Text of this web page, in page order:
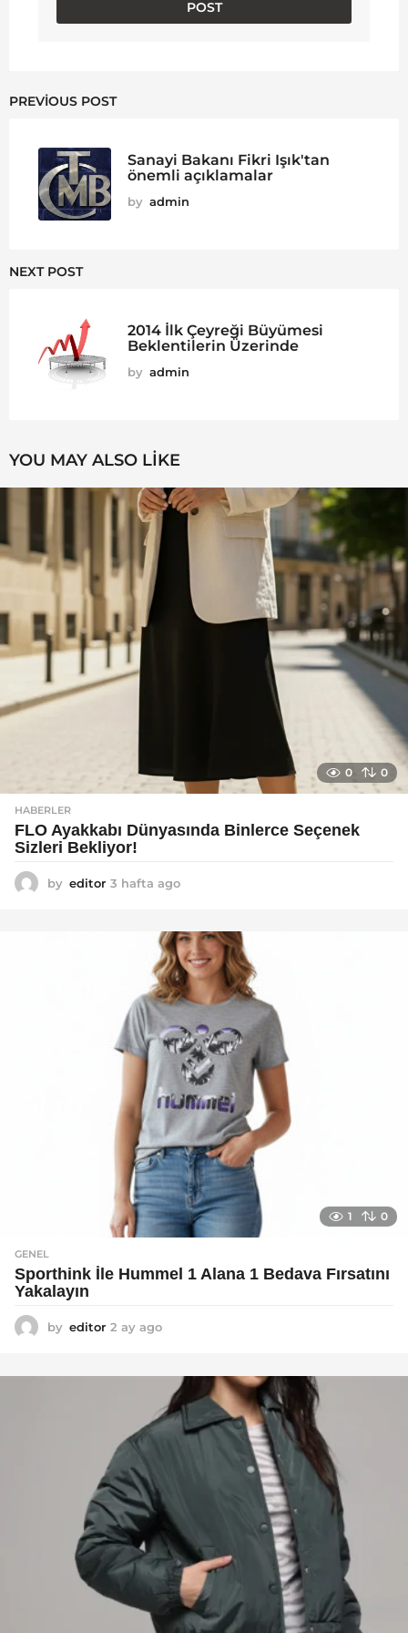
PREVIOUS POST
Sanayi Bakanı Fikri Işık'tan
önemli açıklamalar
by admin
NEXT POST
2014 İlk Çeyreği Büyümesi
Beklentilerin Üzerinde
by admin
YOU MAY ALSO LIKE
0 0
HABERLER
FLO Ayakkabı Dünyasında Binlerce Seçenek
Sizleri Bekliyor!
by editor 3 hafta ago
a
g
o
1 0
GENEL
Sporthink İle Hummel 1 Alana 1 Bedava Fırsatını
Yakalayın
by editor 2 ay ago
a
g
o